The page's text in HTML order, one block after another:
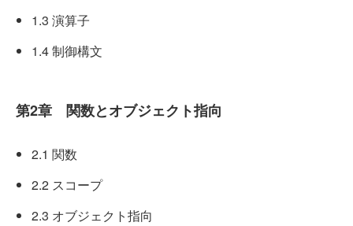
1.3 演算子
1.4 制御構文
第2章 関数とオブジェクト指向
2.1 関数
2.2 スコープ
2.3 オブジェクト指向